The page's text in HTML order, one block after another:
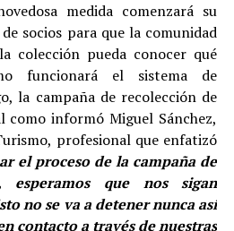
medida comenzará su
socios para que la comunidad
colección pueda conocer qué
funcionará el sistema de
la campaña de recolección de
como informó Miguel Sánchez,
profesional que enfatizó
el proceso de la campaña de
esperamos que nos sigan
no se va a detener nunca así
contacto a través de nuestras